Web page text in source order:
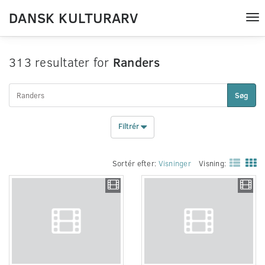
DANSK KULTURARV
313 resultater for Randers
Søg
Filtrér
Sortér efter: Visninger Visning: